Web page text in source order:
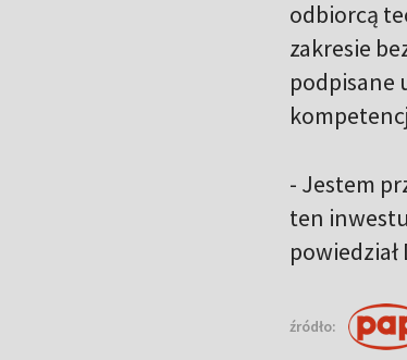
odbiorcą
zakresie
podpisane
- Jestem
ten
powiedział
źródło: